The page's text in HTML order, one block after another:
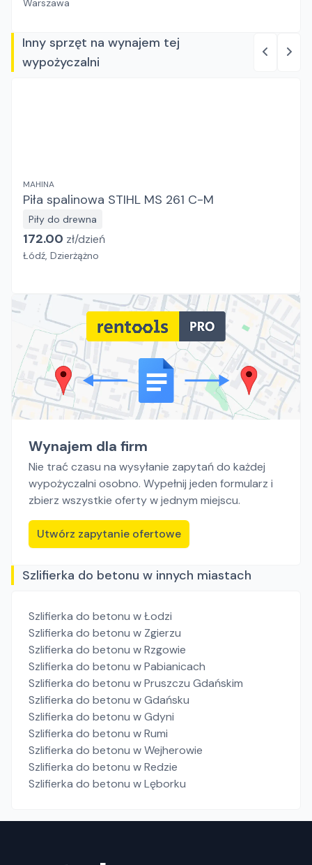
Warszawa
Inny sprzęt na wynajem tej
wypożyczalni
MAHINA
Piła spalinowa STIHL MS 261 C-M
Piły do drewna
172.00 zł/dzień
Łódź, Dzierżążno
Wynajem dla firm
Nie trać czasu na wysyłanie zapytań do każdej
wypożyczalni osobno. Wypełnij jeden formularz i
zbierz wszystkie oferty w jednym miejscu.
Utwórz zapytanie ofertowe
Szlifierka do betonu w innych miastach
Szlifierka do betonu w Łodzi
Szlifierka do betonu w Zgierzu
Szlifierka do betonu w Rzgowie
Szlifierka do betonu w Pabianicach
Szlifierka do betonu w Pruszczu Gdańskim
Szlifierka do betonu w Gdańsku
Szlifierka do betonu w Gdyni
Szlifierka do betonu w Rumi
Szlifierka do betonu w Wejherowie
Szlifierka do betonu w Redzie
Szlifierka do betonu w Lęborku